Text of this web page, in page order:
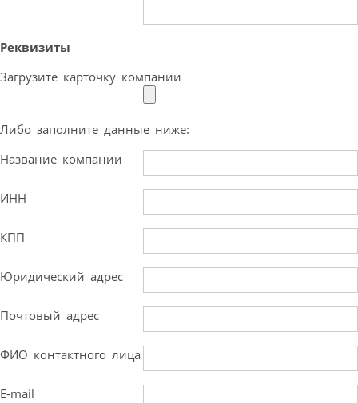
Реквизиты
Загрузите карточку компании
Либо заполните данные ниже:
Название компании
ИНН
КПП
Юридический адрес
Почтовый адрес
ФИО контактного лица
E-mail